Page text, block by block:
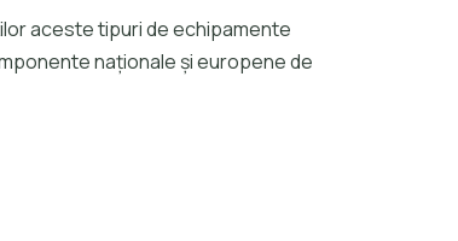
aceste tipuri de echipamente
naționale și europene de